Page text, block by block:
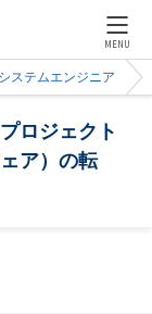
MENU
ステムエンジニア
ロジェクト
ア）の転